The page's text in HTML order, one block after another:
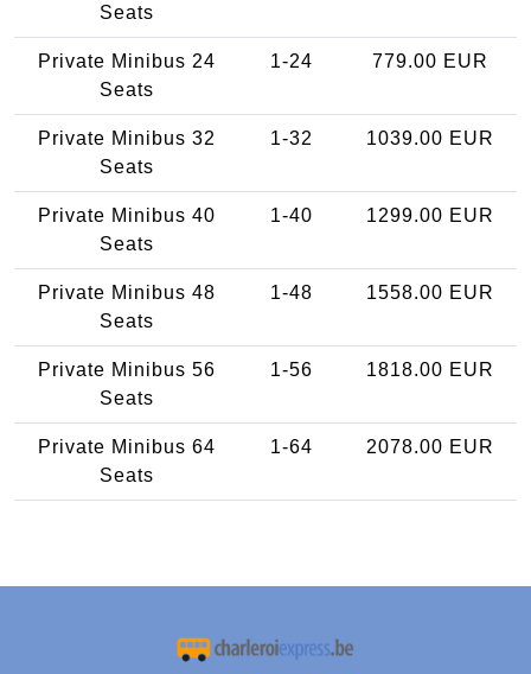
Seats
Private Minibus 24
Seats
1-24 779.00 EUR
Private Minibus 32
Seats
1-32 1039.00 EUR
Private Minibus 40
Seats
1-40 1299.00 EUR
Private Minibus 48
Seats
1-48 1558.00 EUR
Private Minibus 56
Seats
1-56 1818.00 EUR
Private Minibus 64
Seats
1-64 2078.00 EUR